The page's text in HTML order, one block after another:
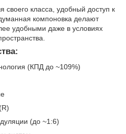
своего класса, удобный доступ к
компоновка делают
удобными даже в условиях
(КПД до ~109%)
(до ~1:6)